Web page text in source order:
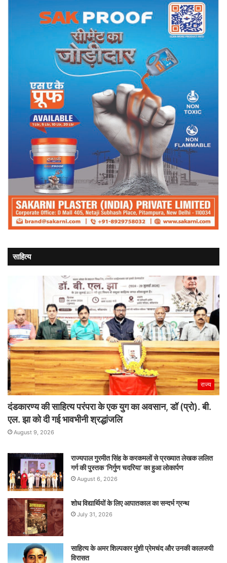
साहित्य
राज्य
दंडकारण्य की साहित्य परंपरा के एक युग का अवसान, डॉ (प्रो). बी.
एल. झा को दी गई भावभीनी श्रद्धांजलि
August 9, 2026
राज्यपाल गुरमीत सिंह के करकमलों से प्रख्यात लेखक ललित
गर्ग की पुस्तक ‘निर्गुण चदरिया’ का हुआ लोकार्पण
August 6, 2026
शोध विद्यार्थियों के लिए आपातकाल का सन्दर्भ ग्रन्थ
July 31, 2026
साहित्य के अमर शिल्पकार मुंशी प्रेमचंद और उनकी कालजयी
विरासत